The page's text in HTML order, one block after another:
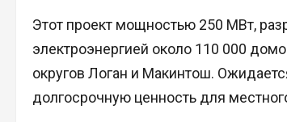
Этот проект мощностью 250 МВт,
электроэнергией около 110 000
округов Логан и Макинтош.
долгосрочную ценность для